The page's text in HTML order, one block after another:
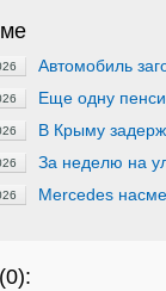
Автомобиль
Еще одну
В Крыму
За неделю на
Mercedes
0):